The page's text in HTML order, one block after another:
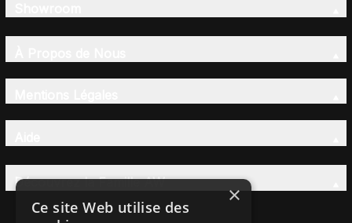
Découvrez la Famille AW
×
Ce site Web utilise des